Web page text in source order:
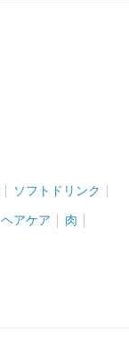
ソフトドリンク
ヘアケア 肉